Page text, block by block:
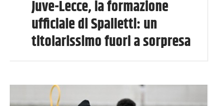
Juve-Lecce, la formazione
ufficiale di Spalletti: un
titolarissimo fuori a sorpresa